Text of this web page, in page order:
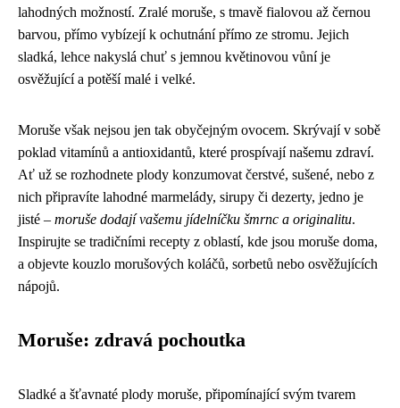
lahodných možností. Zralé moruše, s tmavě fialovou až černou
barvou, přímo vybízejí k ochutnání přímo ze stromu. Jejich
sladká, lehce nakyslá chuť s jemnou květinovou vůní je
osvěžující a potěší malé i velké.
Moruše však nejsou jen tak obyčejným ovocem. Skrývají v sobě
poklad vitamínů a antioxidantů, které prospívají našemu zdraví.
Ať už se rozhodnete plody konzumovat čerstvé, sušené, nebo z
nich připravíte lahodné marmelády, sirupy či dezerty, jedno je
jisté – moruše dodají vašemu jídelníčku šmrnc a originalitu.
Inspirujte se tradičními recepty z oblastí, kde jsou moruše doma,
a objevte kouzlo morušových koláčů, sorbetů nebo osvěžujících
nápojů.
Moruše: zdravá pochoutka
Sladké a šťavnaté plody moruše, připomínající svým tvarem